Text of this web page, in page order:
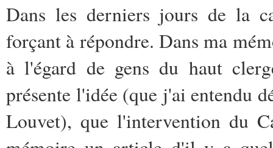
Dans les derniers jours de la
forçant à répondre. Dans ma
à l'égard de gens du haut
présente l'idée (que j'ai entendu
Louvet), que l'intervention du